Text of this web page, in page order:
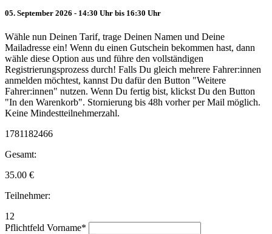
05. September 2026 - 14:30 Uhr bis 16:30 Uhr
Wähle nun Deinen Tarif, trage Deinen Namen und Deine
Mailadresse ein! Wenn du einen Gutschein bekommen hast, dann
wähle diese Option aus und führe den vollständigen
Registrierungsprozess durch! Falls Du gleich mehrere Fahrer:innen
anmelden möchtest, kannst Du dafür den Button "Weitere
Fahrer:innen" nutzen. Wenn Du fertig bist, klickst Du den Button
"In den Warenkorb". Stornierung bis 48h vorher per Mail möglich.
Keine Mindestteilnehmerzahl.
1781182466
Gesamt:
35.00 €
Teilnehmer:
12
Pflichtfeld Vorname*